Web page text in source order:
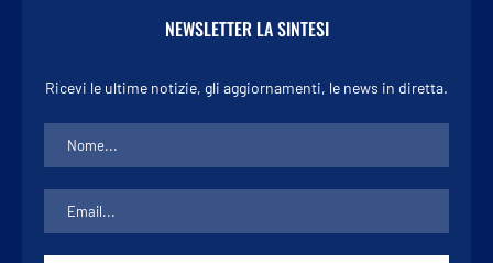
NEWSLETTER LA SINTESI
Ricevi le ultime notizie, gli aggiornamenti, le news in diretta.